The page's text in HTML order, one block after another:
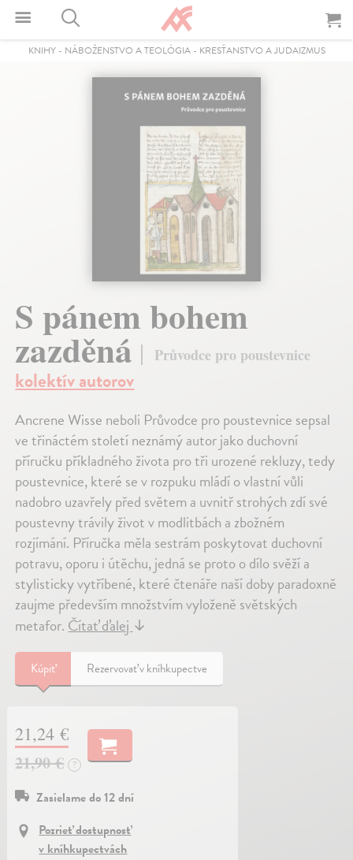
KNIHY- NÁBOŽENSTVO A TEOLÓGIA- KRESŤANSTVO A JUDAIZMUS
S pánem bohem
zazděná Průvodce pro poustevnice
kolektív autorov
Ancrene Wisse neboli Průvodce pro poustevnice sepsal
ve třináctém století neznámý autor jako duchovní
příručku příkladného života pro tři urozené rekluzy, tedy
poustevnice, které se v rozpuku mládí o vlastní vůli
nadobro uzavřely před světem a uvnitř strohých zdí své
poustevny trávily život v modlitbách a zbožném
rozjímání. Příručka měla sestrám poskytovat duchovní
potravu, oporu i útěchu, jedná se proto o dílo svěží a
stylisticky vytříbené, které čtenáře naší doby paradoxně
zaujme především množstvím vyloženě světských
metafor.Čítať ďalej↓
Kúpiť Rezervovať v kníhkupectve
21,24 €
21,90 €
?
Zasielame do 12 dní
Pozrieť dostupnosť
v kníhkupectvách